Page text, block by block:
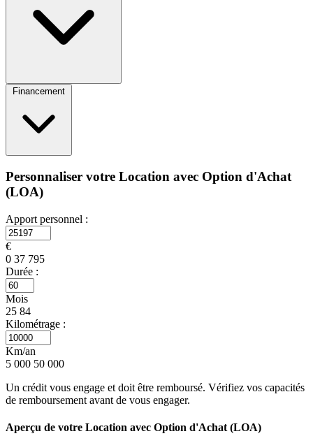
Financement
Personnaliser votre Location avec Option d'Achat
(LOA)
Apport personnel :
€
0 37 795
Durée :
Mois
25 84
Kilométrage :
Km/an
5 000 50 000
Un crédit vous engage et doit être remboursé. Vérifiez vos capacités
de remboursement avant de vous engager.
Aperçu de votre Location avec Option d'Achat (LOA)